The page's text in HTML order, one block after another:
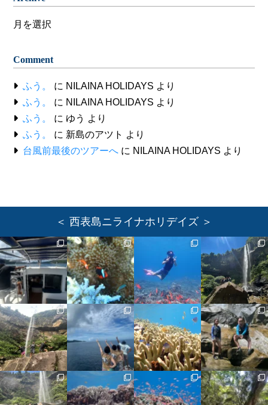
Archive
Comment
ふう。 に NILAINA HOLIDAYS より
ふう。
に NILAINA HOLIDAYS より
ふう。
に ゆう より
ふう。
に 新島のアツト より
台風前最後のツアーへ に NILAINA HOLIDAYS より
＜ 西表島ニライナホリデイズ ＞